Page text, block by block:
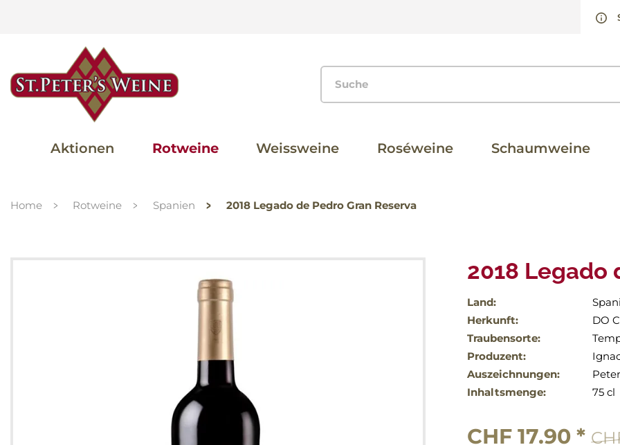
Aktionen Rotweine Weissweine Roséweine Schaumweine
Home Rotweine Spanien 2018 Legado de Pedro Gran Reserva
2018 Legado
Land:
Herkunft:
DO
Traubensorte:
Produzent:
Auszeichnungen:
Inhaltsmenge:
75 cl
CHF 17.90 *